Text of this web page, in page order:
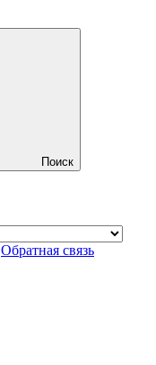
Поиск
Обратная связь